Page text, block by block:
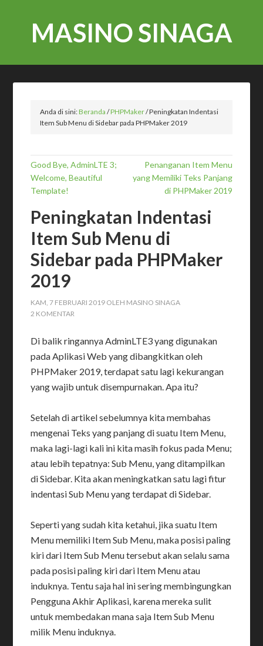
MASINO SINAGA
Anda di sini:Beranda /PHPMaker/Peningkatan Indentasi
Item Sub Menu di Sidebar pada PHPMaker 2019
Good Bye, AdminLTE 3;
Welcome, Beautiful
Template!
Penanganan Item Menu
yang Memiliki Teks Panjang
di PHPMaker 2019
Peningkatan Indentasi
Item Sub Menu di
Sidebar pada PHPMaker
2019
KAM, 7 FEBRUARI 2019 OLEH MASINO SINAGA
2 KOMENTAR
Di balik ringannya AdminLTE3 yang digunakan
pada Aplikasi Web yang dibangkitkan oleh
PHPMaker 2019, terdapat satu lagi kekurangan
yang wajib untuk disempurnakan. Apa itu?
Setelah di artikel sebelumnya kita membahas
mengenai Teks yang panjang di suatu Item Menu,
maka lagi-lagi kali ini kita masih fokus pada Menu;
atau lebih tepatnya: Sub Menu, yang ditampilkan
di Sidebar. Kita akan meningkatkan satu lagi fitur
indentasi Sub Menu yang terdapat di Sidebar.
Seperti yang sudah kita ketahui, jika suatu Item
Menu memiliki Item Sub Menu, maka posisi paling
kiri dari Item Sub Menu tersebut akan selalu sama
pada posisi paling kiri dari Item Menu atau
induknya. Tentu saja hal ini sering membingungkan
Pengguna Akhir Aplikasi, karena mereka sulit
untuk membedakan mana saja Item Sub Menu
milik Menu induknya.